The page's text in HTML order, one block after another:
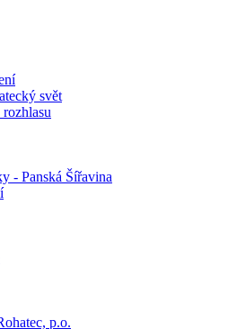
svět
- Panská Šířavina
p.o.